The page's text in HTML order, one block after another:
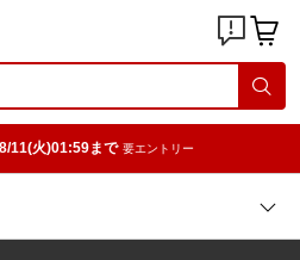
8/11(火)01:59まで 要エントリー